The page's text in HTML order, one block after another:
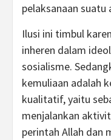
pelaksanaan
Ilusi ini timbul
inheren dalam
sosialisme.
kemuliaan adalah
kualitatif, yaitu
menjalankan
perintah Allah dan